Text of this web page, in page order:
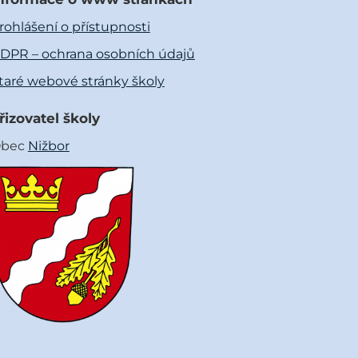
o přístupnosti
– ochrana osobních údajů
webové stránky školy
školy
Nižbor